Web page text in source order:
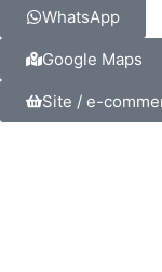
WhatsApp
Google Maps
Site / e-